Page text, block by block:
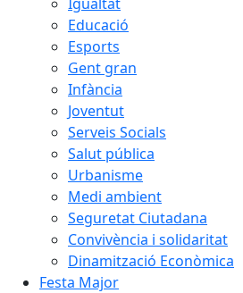
Educació
Esports
Gent gran
Infància
Joventut
Serveis Socials
Salut pública
Urbanisme
Medi ambient
Seguretat Ciutadana
Convivència i solidaritat
Dinamització Econòmica
Festa Major